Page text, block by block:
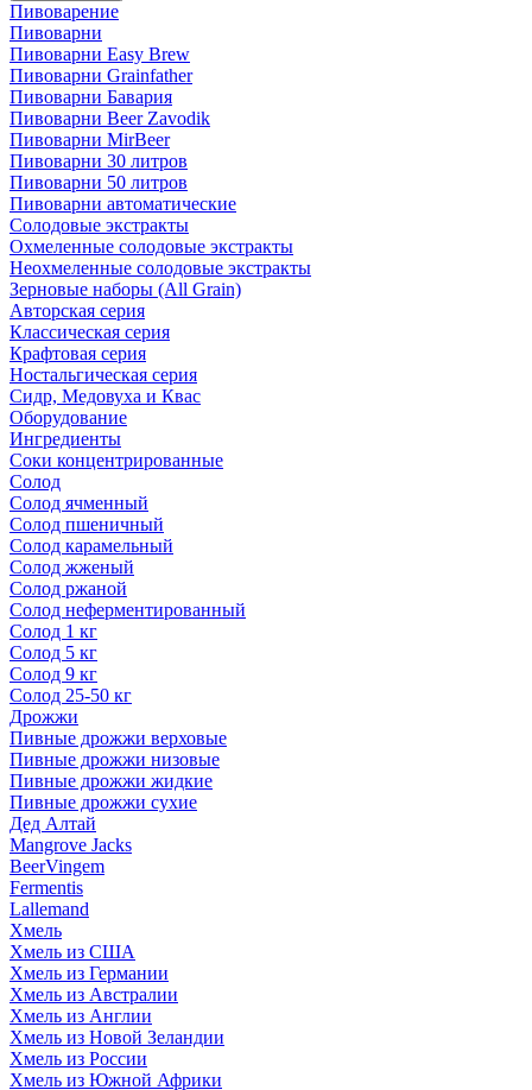
Пивоварение
Пивоварни
Пивоварни Easy Brew
Пивоварни Grainfather
Пивоварни Бавария
Пивоварни Beer Zavodik
Пивоварни MirBeer
Пивоварни 30 литров
Пивоварни 50 литров
Пивоварни автоматические
Солодовые экстракты
Охмеленные солодовые экстракты
Неохмеленные солодовые экстракты
Зерновые наборы (All Grain)
Авторская серия
Классическая серия
Крафтовая серия
Ностальгическая серия
Сидр, Медовуха и Квас
Оборудование
Ингредиенты
Соки концентрированные
Солод
Солод ячменный
Солод пшеничный
Солод карамельный
Солод жженый
Солод ржаной
Солод неферментированный
Солод 1 кг
Солод 5 кг
Солод 9 кг
Солод 25-50 кг
Дрожжи
Пивные дрожжи верховые
Пивные дрожжи низовые
Пивные дрожжи жидкие
Пивные дрожжи сухие
Дед Алтай
Mangrove Jacks
BeerVingem
Fermentis
Lallemand
Хмель
Хмель из США
Хмель из Германии
Хмель из Австралии
Хмель из Англии
Хмель из Новой Зеландии
Хмель из России
Хмель из Южной Африки